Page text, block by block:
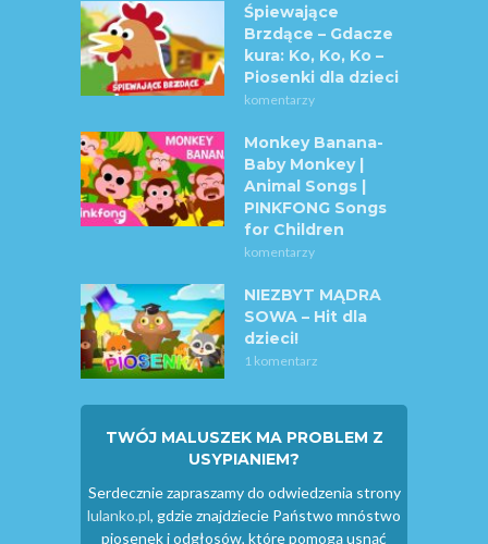
Śpiewające
Brzdące – Gdacze
kura: Ko, Ko, Ko –
Piosenki dla dzieci
komentarzy
Monkey Banana-
Baby Monkey |
Animal Songs |
PINKFONG Songs
for Children
komentarzy
NIEZBYT MĄDRA
SOWA – Hit dla
dzieci!
1 komentarz
TWÓJ MALUSZEK MA PROBLEM Z
USYPIANIEM?
Serdecznie zapraszamy do odwiedzenia strony
lulanko.pl, gdzie znajdziecie Państwo mnóstwo
piosenek i odgłosów, które pomogą usnąć